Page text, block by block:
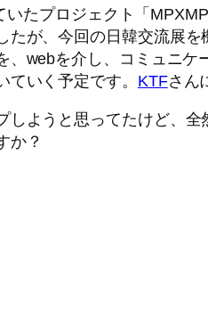
いたプロジェクト「
たが、今回の日韓交流展
、webを介し、コミュニ
いく予定です。 KTFさん
しようと思ってたけど、
か？